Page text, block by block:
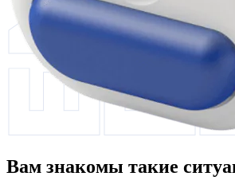
Вам знакомы такие